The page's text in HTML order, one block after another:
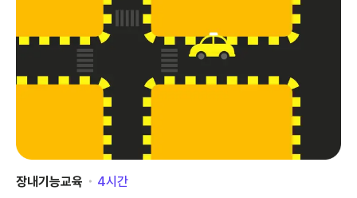
장내기능교육 ･ 4시간